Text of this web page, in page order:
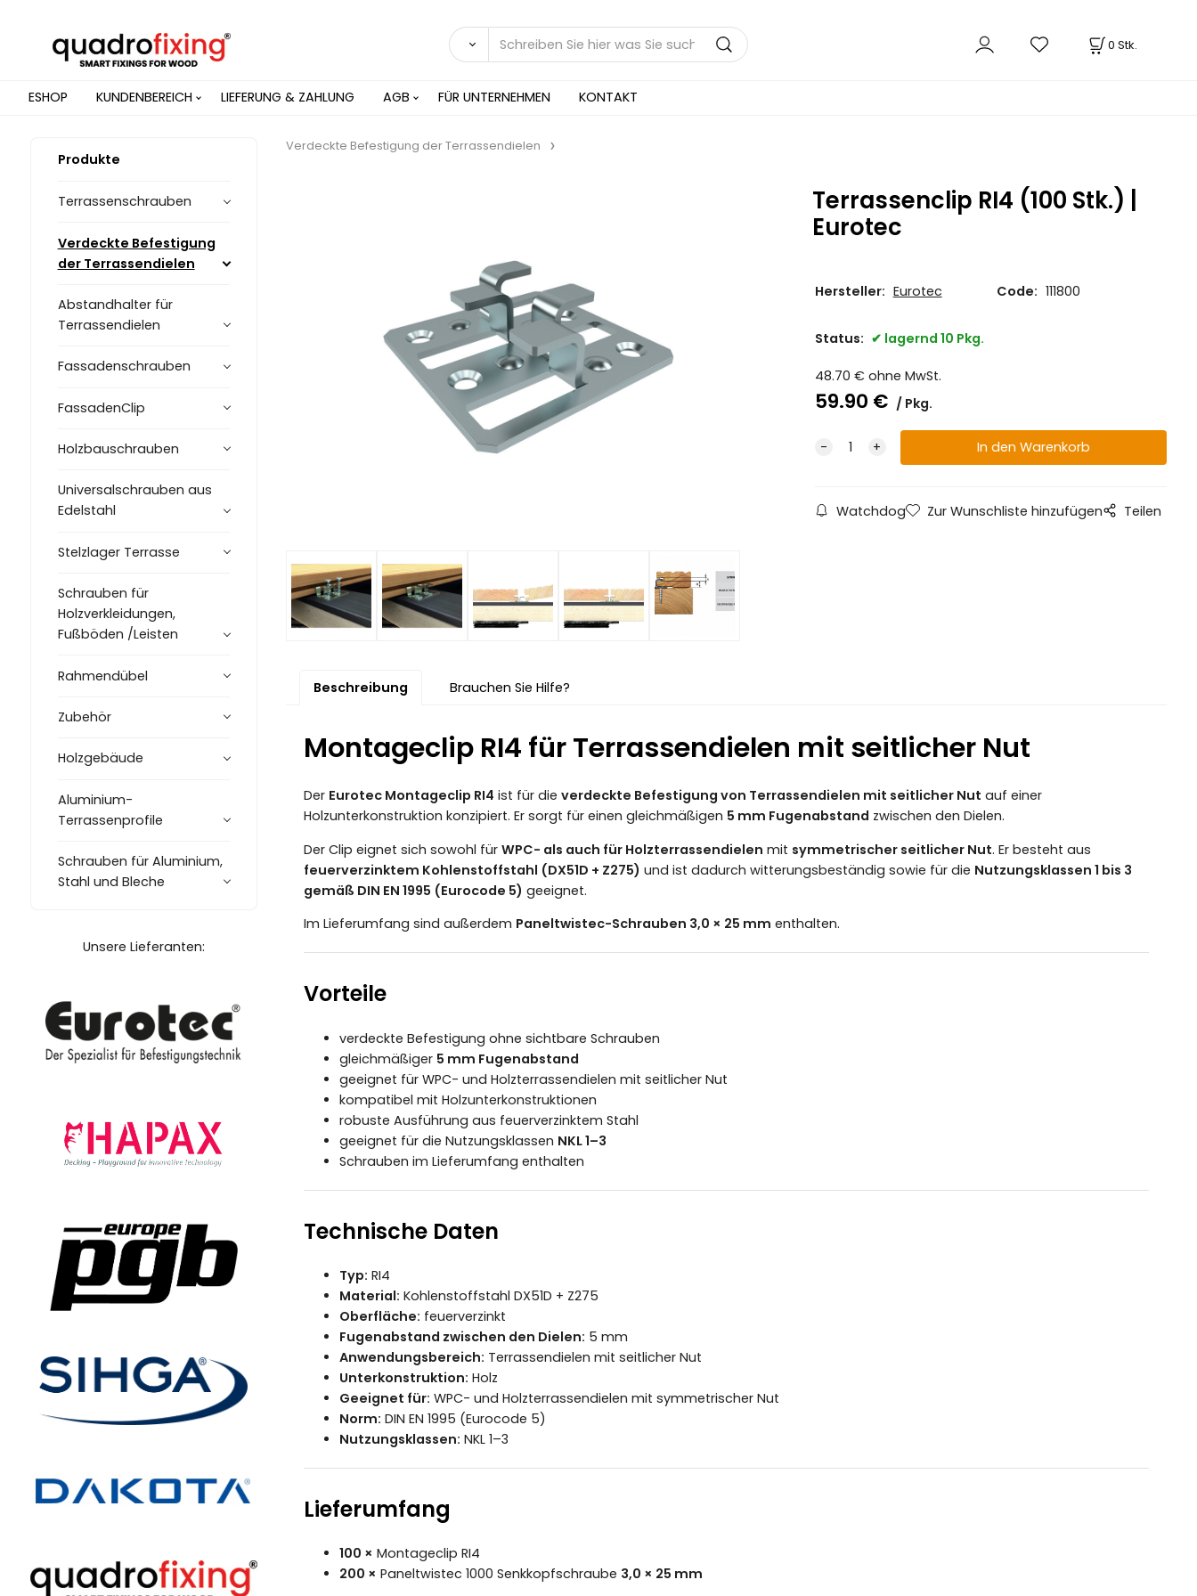
0 Stk.
ESHOP KUNDENBEREICH LIEFERUNG & ZAHLUNG AGB FÜR UNTERNEHMEN KONTAKT
Produkte
Terrassenschrauben
Verdeckte Befestigung
der Terrassendielen
Abstandhalter für
Terrassendielen
Fassadenschrauben
FassadenClip
Holzbauschrauben
Universalschrauben aus
Edelstahl
Stelzlager Terrasse
Schrauben für
Holzverkleidungen,
Fußböden /Leisten
Rahmendübel
Zubehör
Holzgebäude
Aluminium-
Terrassenprofile
Schrauben für Aluminium,
Stahl und Bleche
Unsere Lieferanten:
Verdeckte Befestigung der Terrassendielen
Terrassenclip RI4 (100 Stk.) |
Eurotec
Hersteller: Eurotec Code: 111800
Status: lagernd 10 Pkg.
48.70 € ohne MwSt.
59.90 € Pkg.
Watchdog Zur Wunschliste hinzufügen Teilen
Beschreibung Brauchen Sie Hilfe?
Montageclip RI4 für Terrassendielen mit seitlicher Nut
Der Eurotec Montageclip RI4 ist für die verdeckte Befestigung von Terrassendielen mit seitlicher Nut auf einer
Holzunterkonstruktion konzipiert. Er sorgt für einen gleichmäßigen 5 mm Fugenabstand zwischen den Dielen.
Der Clip eignet sich sowohl für WPC- als auch für Holzterrassendielen mit symmetrischer seitlicher Nut. Er besteht aus
feuerverzinktem Kohlenstoffstahl (DX51D + Z275) und ist dadurch witterungsbeständig sowie für die Nutzungsklassen 1 bis 3
gemäß DIN EN 1995 (Eurocode 5) geeignet.
Im Lieferumfang sind außerdem Paneltwistec-Schrauben 3,0 × 25 mm enthalten.
Vorteile
verdeckte Befestigung ohne sichtbare Schrauben
gleichmäßiger 5 mm Fugenabstand
geeignet für WPC- und Holzterrassendielen mit seitlicher Nut
kompatibel mit Holzunterkonstruktionen
robuste Ausführung aus feuerverzinktem Stahl
geeignet für die Nutzungsklassen NKL 1–3
Schrauben im Lieferumfang enthalten
Technische Daten
Typ: RI4
Material: Kohlenstoffstahl DX51D + Z275
Oberfläche: feuerverzinkt
Fugenabstand zwischen den Dielen: 5 mm
Anwendungsbereich: Terrassendielen mit seitlicher Nut
Unterkonstruktion: Holz
Geeignet für: WPC- und Holzterrassendielen mit symmetrischer Nut
Norm: DIN EN 1995 (Eurocode 5)
Nutzungsklassen: NKL 1–3
Lieferumfang
100 × Montageclip RI4
200 × Paneltwistec 1000 Senkkopfschraube 3,0 × 25 mm